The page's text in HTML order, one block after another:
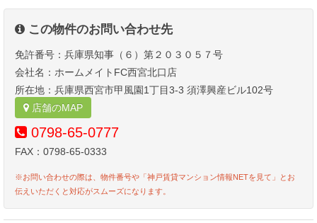
この物件のお問い合わせ先
免許番号：兵庫県知事（６）第２０３０５７号
会社名：ホームメイトFC西宮北口店
所在地：兵庫県西宮市甲風園1丁目3-3 須澤興産ビル102号
店舗のMAP
0798-65-0777
FAX：0798-65-0333
※お問い合わせの際は、物件番号や「神戸賃貸マンション情報NETを見て」とお
伝えいただくと対応がスムーズになります。